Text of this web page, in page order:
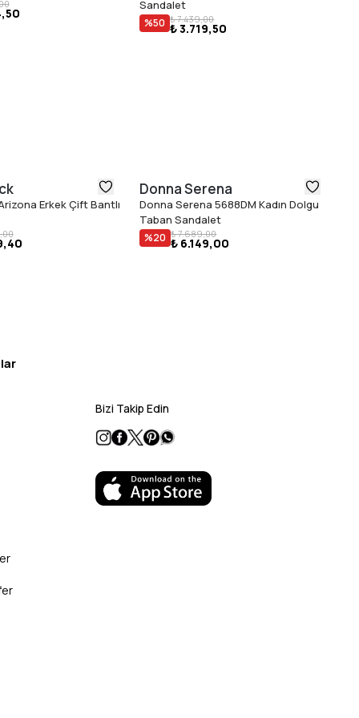
Sandalet
%50 ₺ 7.439,00
₺ 3.719,50
Erkek Çift Bantlı
Donna Serena
Donna Serena 5688DM Kadın Dolgu
Taban Sandalet
%20 ₺ 7.689,00
₺ 6.149,00
Bizi Takip Edin